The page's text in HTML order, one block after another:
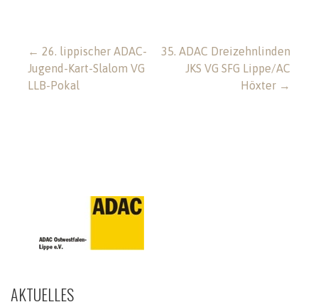
Beitragsnavigation
← 26. lippischer ADAC-
Jugend-Kart-Slalom VG
LLB-Pokal
35. ADAC Dreizehnlinden
JKS VG SFG Lippe/AC
Höxter →
AKTUELLES